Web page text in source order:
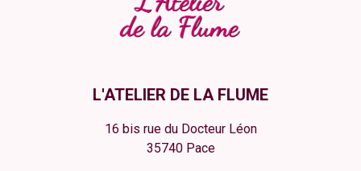
L'ATELIER DE LA FLUME
16 bis rue du Docteur Léon
35740 Pace